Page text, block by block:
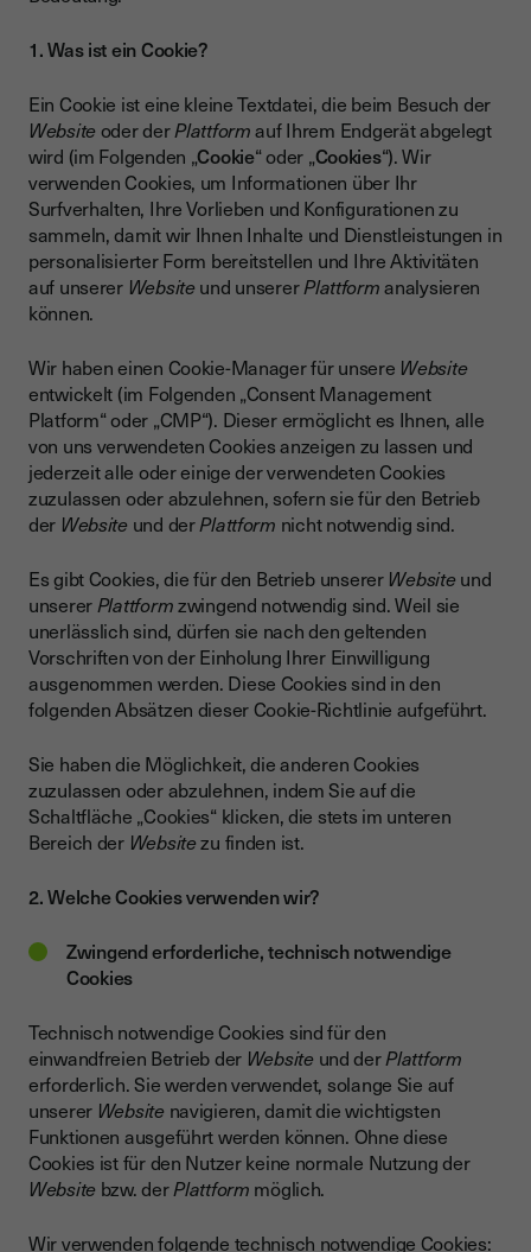
1. Was ist ein Cookie?
Ein Cookie ist eine kleine Textdatei, die beim Besuch der
Website oder derPlattformauf Ihrem Endgerät abgelegt
wird (im Folgenden „Cookie“ oder „Cookies“). Wir
verwenden Cookies, um Informationen über Ihr
Surfverhalten, Ihre Vorlieben und Konfigurationen zu
sammeln, damit wir Ihnen Inhalte und Dienstleistungen in
personalisierter Form bereitstellen und Ihre Aktivitäten
auf unserer Website und unsererPlattformanalysieren
können.
Wir haben einen Cookie-Manager für unsere Website
entwickelt (im Folgenden „Consent Management
Platform“ oder „CMP“). Dieser ermöglicht es Ihnen, alle
von uns verwendeten Cookies anzeigen zu lassen und
jederzeit alle oder einige der verwendeten Cookies
zuzulassen oder abzulehnen, sofern sie für den Betrieb
der Website und derPlattform nicht notwendig sind.
Es gibt Cookies, die für den Betrieb unserer Website und
unsererPlattformzwingend notwendig sind. Weil sie
unerlässlich sind, dürfen sie nach den geltenden
Vorschriften von der Einholung Ihrer Einwilligung
ausgenommen werden. Diese Cookies sind in den
folgenden Absätzen dieser Cookie-Richtlinie aufgeführt.
Sie haben die Möglichkeit, die anderen Cookies
zuzulassen oder abzulehnen, indem Sie auf die
Schaltfläche „Cookies“ klicken, die stets im unteren
Bereich der Websitezu finden ist.
2. Welche Cookies verwenden wir?
Zwingend erforderliche, technisch notwendige
Cookies
Technisch notwendige Cookies sind für den
einwandfreien Betrieb der Website und derPlattform
erforderlich. Sie werden verwendet, solange Sie auf
unserer Website navigieren, damit die wichtigsten
Funktionen ausgeführt werden können. Ohne diese
Cookies ist für den Nutzer keine normale Nutzung der
Website bzw. derPlattform möglich.
Wir verwenden folgende technisch notwendige Cookies: